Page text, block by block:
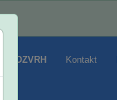
ROZVRH Kontakt